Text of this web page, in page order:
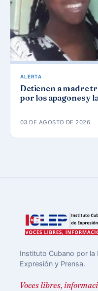
ALERTA
Detienen a madre
por los apagones y
03 DE AGOSTO DE 2026
Instituto Cubano por la
Expresión y Prensa.
Voces libres,